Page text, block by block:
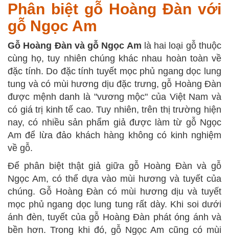
Phân biệt gỗ Hoàng Đàn với
gỗ Ngọc Am
Gỗ Hoàng Đàn và gỗ Ngọc Am là hai loại gỗ thuộc
cùng họ, tuy nhiên chúng khác nhau hoàn toàn về
đặc tính. Do đặc tính tuyết mọc phủ ngang dọc lung
tung và có mùi hương dịu đặc trưng, gỗ Hoàng Đàn
được mệnh danh là "vương mộc" của Việt Nam và
có giá trị kinh tế cao. Tuy nhiên, trên thị trường hiện
nay, có nhiều sản phẩm giả được làm từ gỗ Ngọc
Am để lừa đảo khách hàng không có kinh nghiệm
về gỗ.
Để phân biệt thật giả giữa gỗ Hoàng Đàn và gỗ
Ngọc Am, có thể dựa vào mùi hương và tuyết của
chúng. Gỗ Hoàng Đàn có mùi hương dịu và tuyết
mọc phủ ngang dọc lung tung rất dày. Khi soi dưới
ánh đèn, tuyết của gỗ Hoàng Đàn phát óng ánh và
bền hơn. Trong khi đó, gỗ Ngọc Am cũng có mùi